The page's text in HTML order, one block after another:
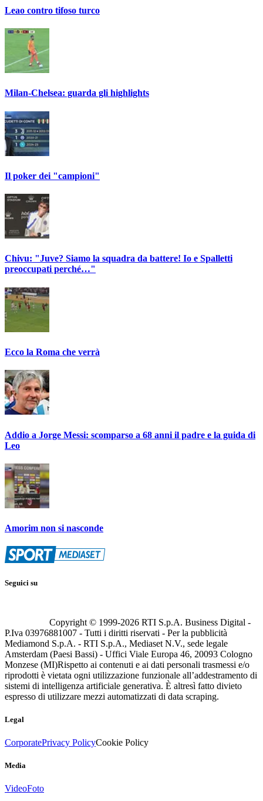
Leao contro tifoso turco
Milan-Chelsea: guarda gli highlights
Il poker dei "campioni"
Chivu: "Juve? Siamo la squadra da battere! Io e Spalletti
preoccupati perché…"
Ecco la Roma che verrà
Addio a Jorge Messi: scomparso a 68 anni il padre e la guida di
Leo
Amorim non si nasconde
Seguici su
Copyright © 1999-2026 RTI S.p.A. Business Digital -
P.Iva 03976881007 - Tutti i diritti riservati - Per la pubblicità
Mediamond S.p.A. - RTI S.p.A., Mediaset N.V., sede legale
Amsterdam (Paesi Bassi) - Uffici Viale Europa 46, 20093 Cologno
Monzese (MI)Rispetto ai contenuti e ai dati personali trasmessi e/o
riprodotti è vietata ogni utilizzazione funzionale all’addestramento di
sistemi di intelligenza artificiale generativa. È altresì fatto divieto
espresso di utilizzare mezzi automatizzati di data scraping.
Legal
CorporatePrivacy PolicyCookie Policy
Media
VideoFoto